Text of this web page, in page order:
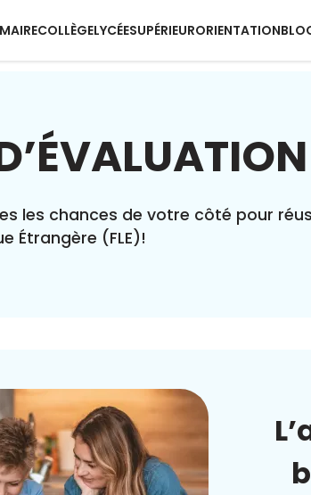
COLLÈGELYCÉESUPÉRIEURORIENTATION
les chances de votre côté pour
Étrangère (FLE)!